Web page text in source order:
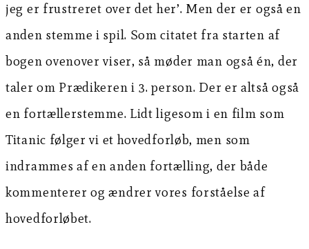
jeg er frustreret over det her’. Men der er også en
anden stemme i spil. Som citatet fra starten af
bogen ovenover viser, så møder man også én, der
taler om Prædikeren i 3. person. Der er altså også
en fortællerstemme. Lidt ligesom i en film som
Titanic følger vi et hovedforløb, men som
indrammes af en anden fortælling, der både
kommenterer og ændrer vores forståelse af
hovedforløbet.